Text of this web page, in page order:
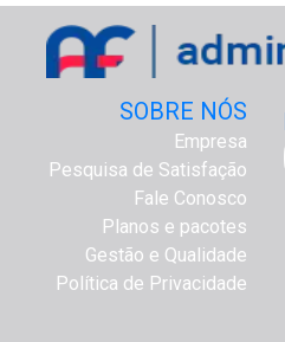
SOBRE NÓS
Empresa
Pesquisa de Satisfação
Fale Conosco
Planos e pacotes
Gestão e Qualidade
Política de Privacidade